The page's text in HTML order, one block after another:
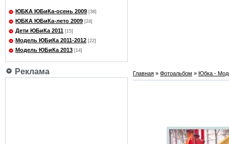
ЮБКА ЮБиКа-осень 2009 [38]
ЮБКА ЮБиКа-лето 2009 [24]
Дети ЮБиКа 2011 [15]
Модель ЮБиКа 2011-2012 [22]
Модель ЮБиКа 2013 [14]
Реклама Главная » Фотоальбом » Юбка -